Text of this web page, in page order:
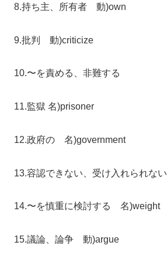
8.持ち主、所有者 動)own
9.批判 動)criticize
10.〜を責める、非難する
11.監獄 名)prisoner
12.政府の 名)government
13.容認できない、受け入れられない
14.〜を慎重に検討する 名)weight
15.議論、論争 動)argue